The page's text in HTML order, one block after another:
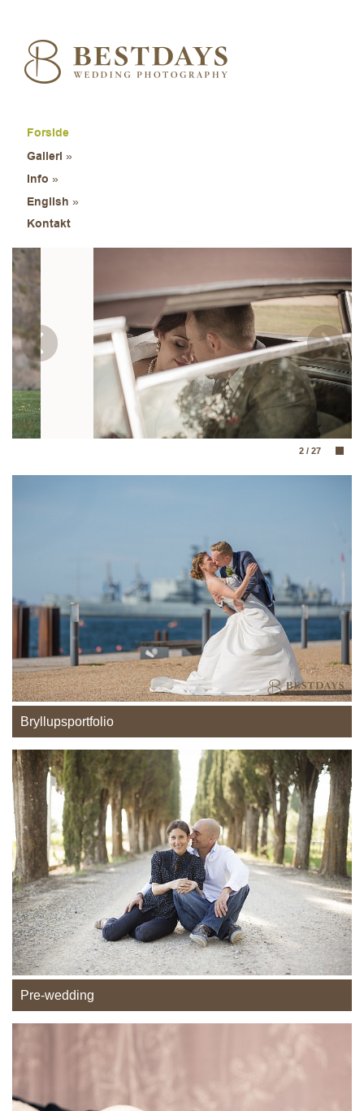
Forside
Galleri »
Info »
English »
Kontakt
2 / 27
Bryllupsportfolio
Pre-wedding